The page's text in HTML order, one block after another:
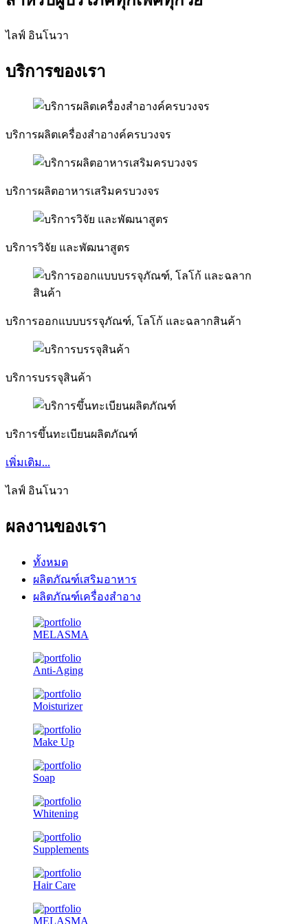
ไลฟ์ อินโนวา
บริการของเรา
บริการผลิตเครื่องสำอางค์ครบวงจร
บริการผลิตอาหารเสริมครบวงจร
บริการวิจัย และพัฒนาสูตร
บริการออกแบบบรรจุภัณฑ์, โลโก้ และฉลากสินค้า
บริการบรรจุสินค้า
บริการขึ้นทะเบียนผลิตภัณฑ์
เพิ่มเติม...
ไลฟ์ อินโนวา
ผลงานของเรา
ทั้งหมด
ผลิตภัณฑ์เสริมอาหาร
ผลิตภัณฑ์เครื่องสำอาง
MELASMA
Anti-Aging
Moisturizer
Make Up
Soap
Whitening
Supplements
Hair Care
MELASMA